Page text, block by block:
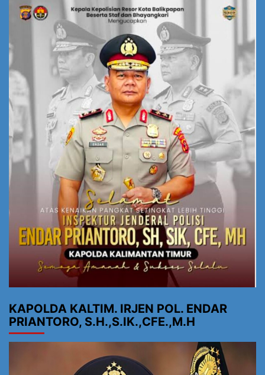
KAPOLDA KALTIM. IRJEN POL. ENDAR
PRIANTORO, S.H.,S.IK.,CFE.,M.H